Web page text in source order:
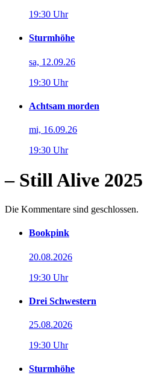
19:30 Uhr
Sturmhöhe
sa, 12.09.26
19:30 Uhr
Achtsam morden
mi, 16.09.26
19:30 Uhr
– Still Alive 2025
Die Kommentare sind geschlossen.
Bookpink
20.08.2026
19:30 Uhr
Drei Schwestern
25.08.2026
19:30 Uhr
Sturmhöhe